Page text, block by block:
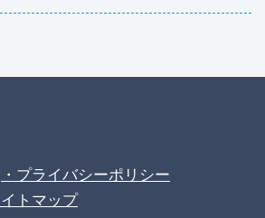
・プライバシーポリシー
イトマップ